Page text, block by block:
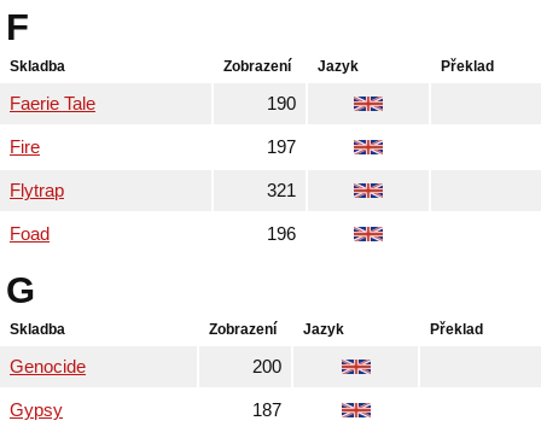
F
Skladba Zobrazení Jazyk Překlad
Faerie Tale 190
Fire 197
Flytrap 321
Foad 196
G
Skladba Zobrazení Jazyk Překlad
Genocide 200
Gypsy 187